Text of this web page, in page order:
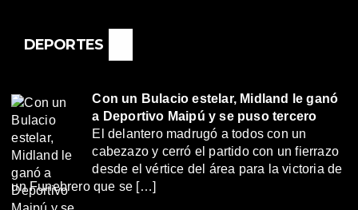
DEPORTES
Con un Bulacio estelar, Midland le ganó
a Deportivo Maipú y se puso tercero
El delantero madrugó a todos con un
cabezazo y cerró el partido con un fierrazo
desde el vértice del área para la victoria de
un Funebrero que se […]